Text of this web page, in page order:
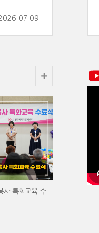
07-09
2026년 상반기 자원봉사 특화교육 수료식